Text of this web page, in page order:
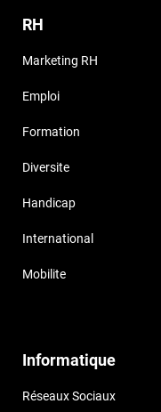
RH
Marketing RH
Emploi
Formation
Diversite
Handicap
International
Mobilite
Informatique
Réseaux Sociaux